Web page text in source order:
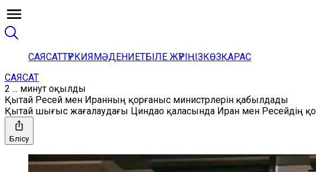
САЯСАТТҮРКИЯМӘДЕНИЕТБІЛЕ ЖҮРІҢІЗКӨЗҚАРАС
САЯСАТ
2 ... минут оқылды
Қытай Ресей мен Иранның қорғаныс министрлерін қабылдады
Қытай шығыс жағалаудағы Циндао қаласында Иран мен Ресейдің
Бөлісу